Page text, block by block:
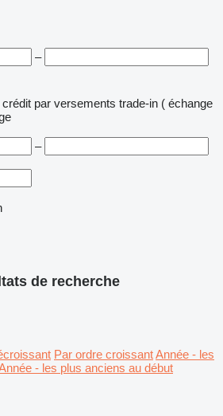
–
crédit par versements trade-in ( échange
–
de recherche
Par ordre croissantAnnée - les
- les plus anciens au début